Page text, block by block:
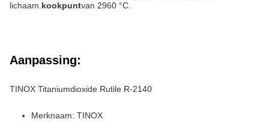
lichaam. kookpuntvan 2960 °C.
Aanpassing:
TINOX Titaniumdioxide Rutile R-2140
Merknaam: TINOX